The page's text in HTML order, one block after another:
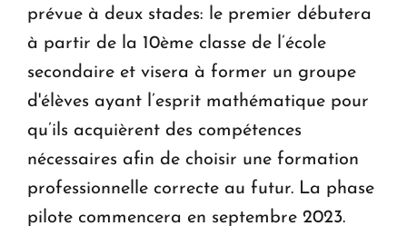
prévue à deux stades: le premier débutera
à partir de la 10ème classe de l’école
secondaire et visera à former un groupe
d'élèves ayant l’esprit mathématique pour
qu’ils acquièrent des compétences
nécessaires afin de choisir une formation
professionnelle correcte au futur. La phase
pilote commencera en septembre 2023.